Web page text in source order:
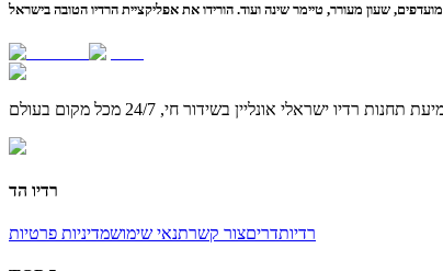
מועדפים, שעון מעורר, טיימר שינה ועוד. הורידו את אפליקציית הרדיו הטובה בישראל
רדיו הד
רדיותדריםצור קשרתנאי שימושמדיניות פרטיות